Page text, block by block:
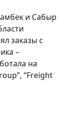
и Сабыр
заказы с
–
на
“Freight